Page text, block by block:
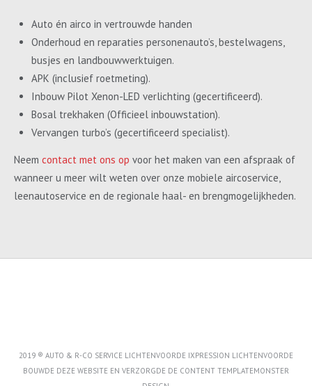
Auto én airco in vertrouwde handen
Onderhoud en reparaties personenauto’s, bestelwagens,
busjes en landbouwwerktuigen.
APK (inclusief roetmeting).
Inbouw Pilot Xenon-LED verlichting (gecertificeerd).
Bosal trekhaken (Officieel inbouwstation).
Vervangen turbo’s (gecertificeerd specialist).
Neem contact met ons op voor het maken van een afspraak of
wanneer u meer wilt weten over onze mobiele aircoservice,
leenautoservice en de regionale haal- en brengmogelijkheden.
2019 ® AUTO & R-CO SERVICE LICHTENVOORDE IXPRESSION LICHTENVOORDE
BOUWDE DEZE WEBSITE EN VERZORGDE DE CONTENT TEMPLATEMONSTER